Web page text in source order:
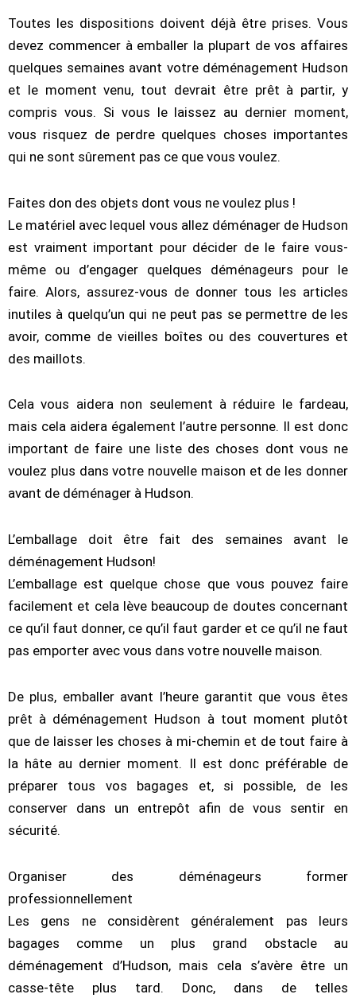
Toutes les dispositions doivent déjà être prises. Vous
devez commencer à emballer la plupart de vos affaires
quelques semaines avant votre déménagement Hudson
et le moment venu, tout devrait être prêt à partir, y
compris vous. Si vous le laissez au dernier moment,
vous risquez de perdre quelques choses importantes
qui ne sont sûrement pas ce que vous voulez.
Faites don des objets dont vous ne voulez plus !
Le matériel avec lequel vous allez déménager de Hudson
est vraiment important pour décider de le faire vous-
même ou d’engager quelques déménageurs pour le
faire. Alors, assurez-vous de donner tous les articles
inutiles à quelqu’un qui ne peut pas se permettre de les
avoir, comme de vieilles boîtes ou des couvertures et
des maillots.
Cela vous aidera non seulement à réduire le fardeau,
mais cela aidera également l’autre personne. Il est donc
important de faire une liste des choses dont vous ne
voulez plus dans votre nouvelle maison et de les donner
avant de déménager à Hudson.
L’emballage doit être fait des semaines avant le
déménagement Hudson!
L’emballage est quelque chose que vous pouvez faire
facilement et cela lève beaucoup de doutes concernant
ce qu’il faut donner, ce qu’il faut garder et ce qu’il ne faut
pas emporter avec vous dans votre nouvelle maison.
De plus, emballer avant l’heure garantit que vous êtes
prêt à déménagement Hudson à tout moment plutôt
que de laisser les choses à mi-chemin et de tout faire à
la hâte au dernier moment. Il est donc préférable de
préparer tous vos bagages et, si possible, de les
conserver dans un entrepôt afin de vous sentir en
sécurité.
Organiser des déménageurs former
professionnellement
Les gens ne considèrent généralement pas leurs
bagages comme un plus grand obstacle au
déménagement d’Hudson, mais cela s’avère être un
casse-tête plus tard. Donc, dans de telles